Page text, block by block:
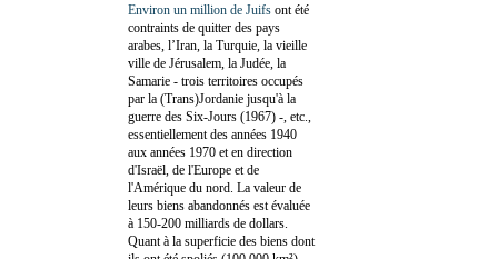
Environ un million de Juifs ont été
contraints de quitter des pays
arabes, l’Iran, la Turquie, la vieille
ville de Jérusalem, la Judée, la
Samarie - trois territoires occupés
par la (Trans)Jordanie jusqu'à la
guerre des Six-Jours (1967) -, etc.,
essentiellement des années 1940
aux années 1970 et en direction
d'Israël, de l'Europe et de
l'Amérique du nord. La valeur de
leurs biens abandonnés est évaluée
à 150-200 milliards de dollars.
Quant à la superficie des biens dont